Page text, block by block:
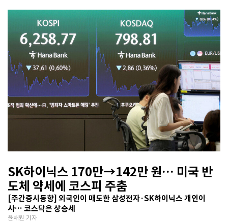
SK하이닉스 170만→142만 원… 미국 반
도체 약세에 코스피 주춤
[주간증시동향] 외국인이 매도한 삼성전자·SK하이닉스 개인이
사… 코스닥은 상승세
윤채원 기자